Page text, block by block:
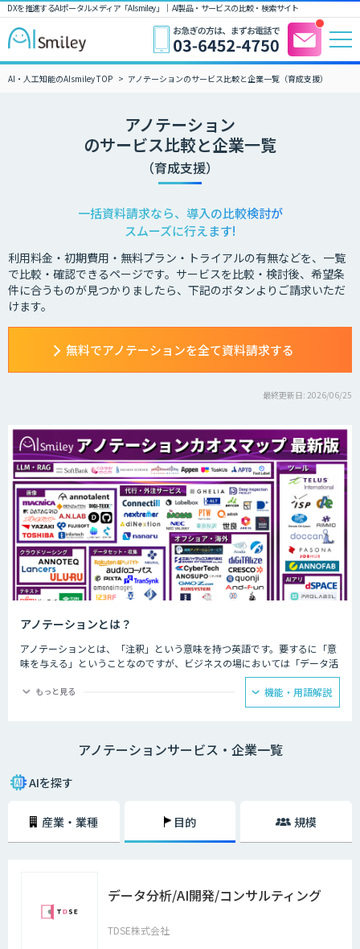
DXを推進するAIポータルメディア「AIsmiley」｜ AI製品・サービスの比較・検索サイト
AI・人工知能のAIsmiley TOP アノテーションのサービス比較と企業一覧（育成支援）
アノテーション
のサービス比較と企業一覧
（育成支援）
一括資料請求なら、導入の比較検討が
スムーズに行えます!
利用料金・初期費用・無料プラン・トライアルの有無などを、一覧
で比較・確認できるページです。サービスを比較・検討後、希望条
件に合うものが見つかりましたら、下記のボタンよりご請求いただ
けます。
無料でアノテーションを全て資料請求する
最終更新日: 2026/06/25
アノテーションとは？
アノテーションとは、「注釈」という意味を持つ英語です。要するに「意
味を与える」ということなのですが、ビジネスの場においては「データ活
用」の際に利用されることが多い傾向にあります。そのため、IT用語とし
ては「あるデータに対してタグやメタデータなどの情報を与えること」と
場が勢いを増しているという背景もあり、アノテーションの需要も高まり
る」という極めて重要な業務であり、大量のデータを分析していく上では
欠かせません。
もっと見る 機能・用語解説
アノテーションサービス・企業一覧
AIを探す
産業・業種 目的 規模
データ分析/AI開発/コンサルティング
TDSE株式会社